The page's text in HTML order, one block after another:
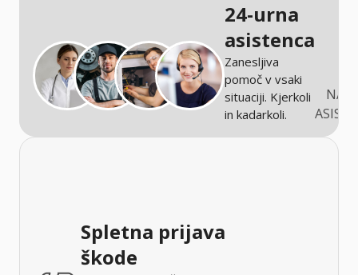
24-urna
asistenca
Zanesljiva
pomoč v vsaki
situaciji. Kjerkoli
in kadarkoli.
Spletna prijava
škode